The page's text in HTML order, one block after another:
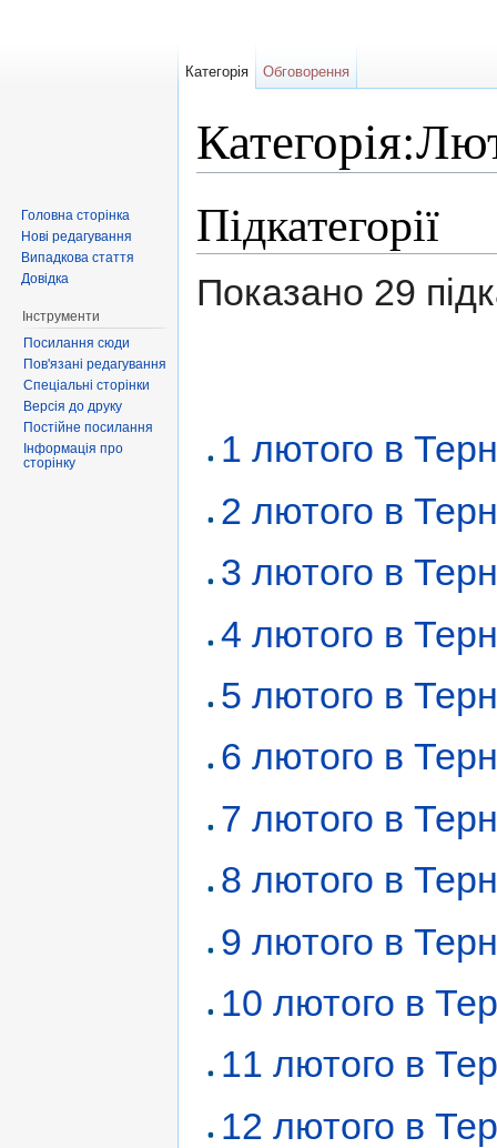
Підкатегорії
Показано 29
1 лютого в
2 лютого в
3 лютого в
4 лютого в
5 лютого в
6 лютого в
7 лютого в
8 лютого в
9 лютого в
10 лютого в
11 лютого в
12 лютого в
Категорія Обговорення
Головна сторінка
Нові редагування
Випадкова стаття
Довідка
Інструменти
Посилання сюди
Пов'язані редагування
Спеціальні сторінки
Версія до друку
Постійне посилання
Інформація про
сторінку